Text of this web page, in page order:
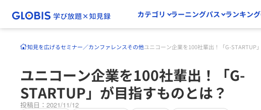
カテゴリ ラーニングパス ランキング
知見を広げるセミナー／カンファレンスその他ユニコーン企業を100社輩出！「G-STARTUP
ユニコーン企業を100社輩出！「G-
STARTUP」が目指すものとは？
投稿日：2021/11/12